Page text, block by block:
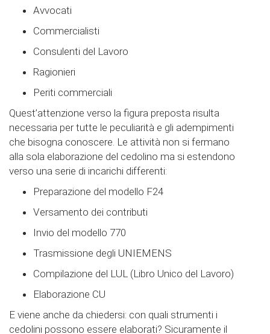
Avvocati
Commercialisti
Consulenti del Lavoro
Ragionieri
Periti commerciali
Quest’attenzione verso la figura preposta risulta
necessaria per tutte le peculiarità e gli adempimenti
che bisogna conoscere. Le attività non si fermano
alla sola elaborazione del cedolino ma si estendono
verso una serie di incarichi differenti:
Preparazione del modello F24
Versamento dei contributi
Invio del modello 770
Trasmissione degli UNIEMENS
Compilazione del LUL (Libro Unico del Lavoro)
Elaborazione CU
E viene anche da chiedersi: con quali strumenti i
cedolini possono essere elaborati? Sicuramente il